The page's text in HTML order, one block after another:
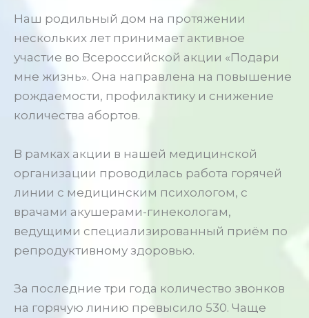
Наш родильный дом на протяжении
нескольких лет принимает активное
участие во Всероссийской акции «Подари
мне жизнь». Она направлена на повышение
рождаемости, профилактику и снижение
количества абортов.
В рамках акции в нашей медицинской
организации проводилась работа горячей
линии с медицинским психологом, с
врачами акушерами-гинекологам,
ведущими специализированный приём по
репродуктивному здоровью.
За последние три года количество звонков
на горячую линию превысило 530. Чаще